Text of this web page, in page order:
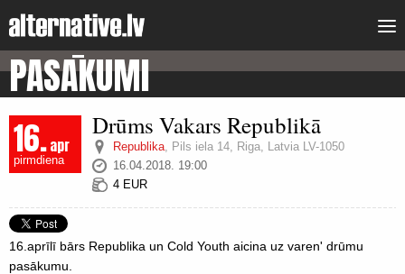
PASĀKUMI
16.apr
pirmdiena
Drūms Vakars Republikā
Republika, Pils iela 14, Riga, Latvia LV-1050
16.04.2018. 19:00
4 EUR
16.aprīlī bārs Republika un Cold Youth aicina uz varen' drūmu
pasākumu.